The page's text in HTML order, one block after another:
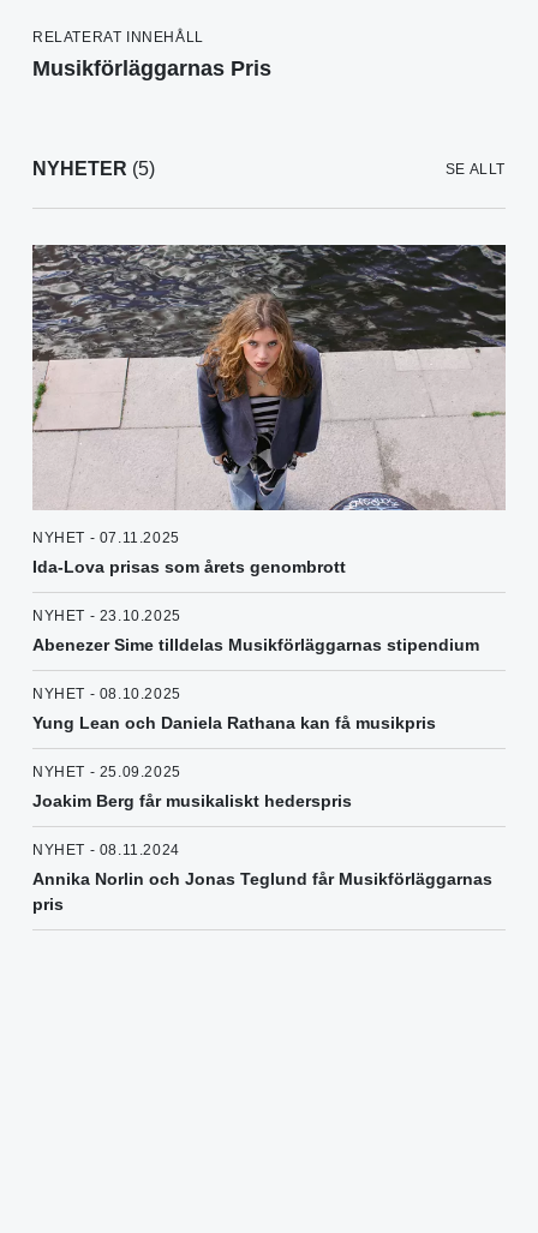
RELATERAT INNEHÅLL
Musikförläggarnas Pris
NYHETER (5) SE ALLT
NYHET - 07.11.2025
Ida-Lova prisas som årets genombrott
NYHET - 23.10.2025
Abenezer Sime tilldelas Musikförläggarnas stipendium
NYHET - 08.10.2025
Yung Lean och Daniela Rathana kan få musikpris
NYHET - 25.09.2025
Joakim Berg får musikaliskt hederspris
NYHET - 08.11.2024
Annika Norlin och Jonas Teglund får Musikförläggarnas
pris